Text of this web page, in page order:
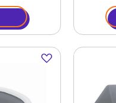
Dodaj
do